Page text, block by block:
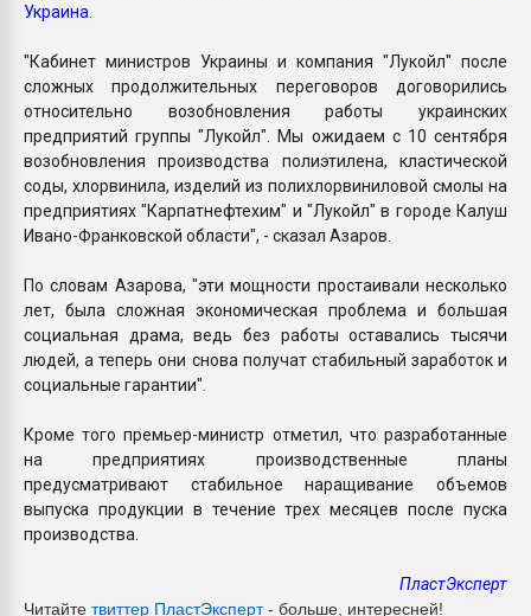
Украина
"Кабинет министров Украины и компания "Лукойл" после
сложных продолжительных переговоров договорились
относительно возобновления работы украинских
предприятий группы "Лукойл". Мы ожидаем с 10 сентября
возобновления производства полиэтилена, кластической
соды, хлорвинила, изделий из полихлорвиниловой смолы на
предприятиях "Карпатнефтехим" и "Лукойл" в городе Калуш
Ивано-Франковской области", - сказал Азаров.
По словам Азарова, "эти мощности простаивали несколько
лет, была сложная экономическая проблема и большая
социальная драма, ведь без работы оставались тысячи
людей, а теперь они снова получат стабильный заработок и
социальные гарантии".
Кроме того премьер-министр отметил, что разработанные
на предприятиях производственные планы
предусматривают стабильное наращивание объемов
выпуска продукции в течение трех месяцев после пуска
производства.
ПластЭксперт
Читайте твиттер ПластЭксперт- больше, интересней!